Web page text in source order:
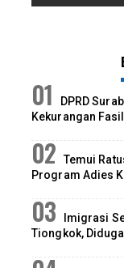
DPRD
Kekurangan
Temui
Program Adies
Imigrasi
Tiongkok,